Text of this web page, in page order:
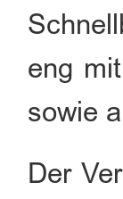
eng
sowie
Der